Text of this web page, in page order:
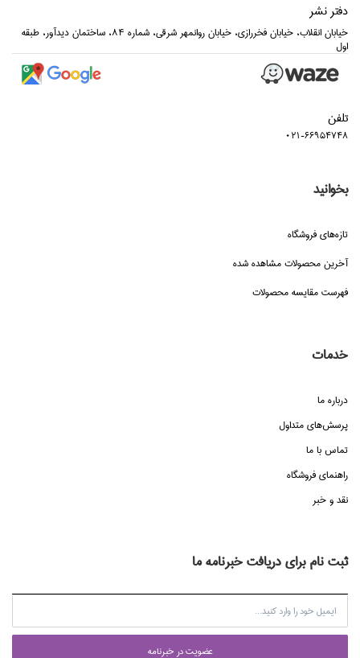
دفتر نشر
خيابان انقلاب، خيابان فخررازي، خيابان روانمهر شرقي، شماره 84، ساختمان ديدآور، طبقه
اول
تلفن
021-66954748
بخوانید
تازه‌هاي فروشگاه
آخرین محصولات مشاهده شده
فهرست مقایسه محصولات
خدمات
درباره ما
پرسش‌هاي متداول
تماس با ما
راهنماي فروشگاه
نقد و خبر
ثبت نام برای دریافت خبرنامه ما
عضويت در خبرنامه